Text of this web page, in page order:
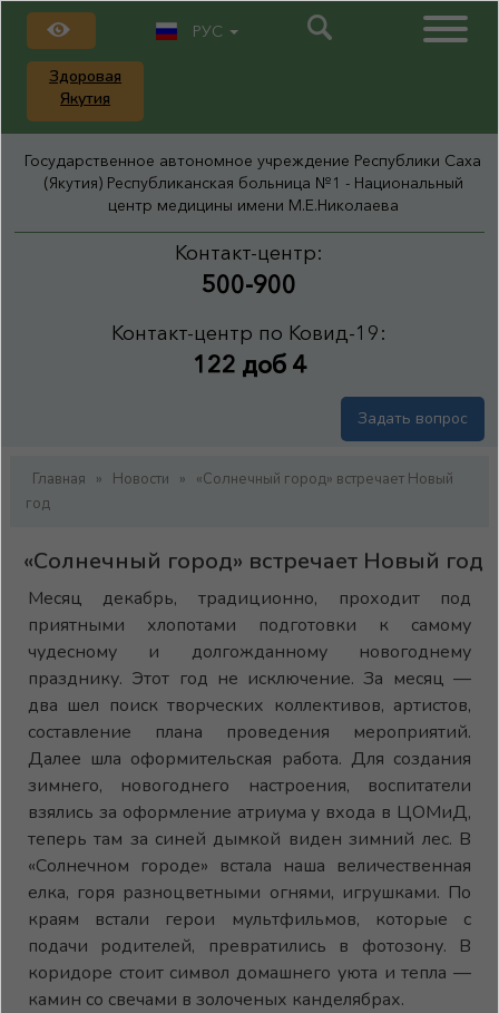
Здоровая
Якутия
РУС
Государственное автономное учреждение Республики Саха
(Якутия) Республиканская больница №1 - Национальный
центр медицины имени М.Е.Николаева
Контакт-центр:
500-900
Контакт-центр по Ковид-19:
122 доб 4
Задать вопрос
Главная » Новости »
«Солнечный город» встречает Новый
год
«Солнечный город» встречает Новый год
Месяц декабрь, традиционно, проходит под
приятными хлопотами подготовки к самому
чудесному и долгожданному новогоднему
празднику. Этот год не исключение. За месяц —
два шел поиск творческих коллективов, артистов,
составление плана проведения мероприятий.
Далее шла оформительская работа. Для создания
зимнего, новогоднего настроения, воспитатели
взялись за оформление атриума у входа в ЦОМиД,
теперь там за синей дымкой виден зимний лес. В
«Солнечном городе» встала наша величественная
елка, горя разноцветными огнями, игрушками. По
краям встали герои мультфильмов, которые с
подачи родителей, превратились в фотозону. В
коридоре стоит символ домашнего уюта и тепла —
камин со свечами в золоченых канделябрах.